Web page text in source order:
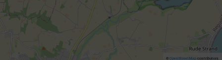
© OpenStreetMapcontributors.